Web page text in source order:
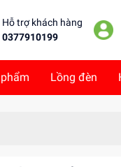
Hỗ trợ khách hàng
0377910199
Lồng đèn